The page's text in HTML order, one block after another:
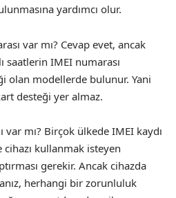
yardımcı olur.
var mı? Cevap evet, ancak
saatlerin IMEI numarası
olan modellerde bulunur. Yani
desteği yer almaz.
var mı? Birçok ülkede IMEI kaydı
kullanmak isteyen
gerekir. Ancak cihazda
herhangi bir zorunluluk